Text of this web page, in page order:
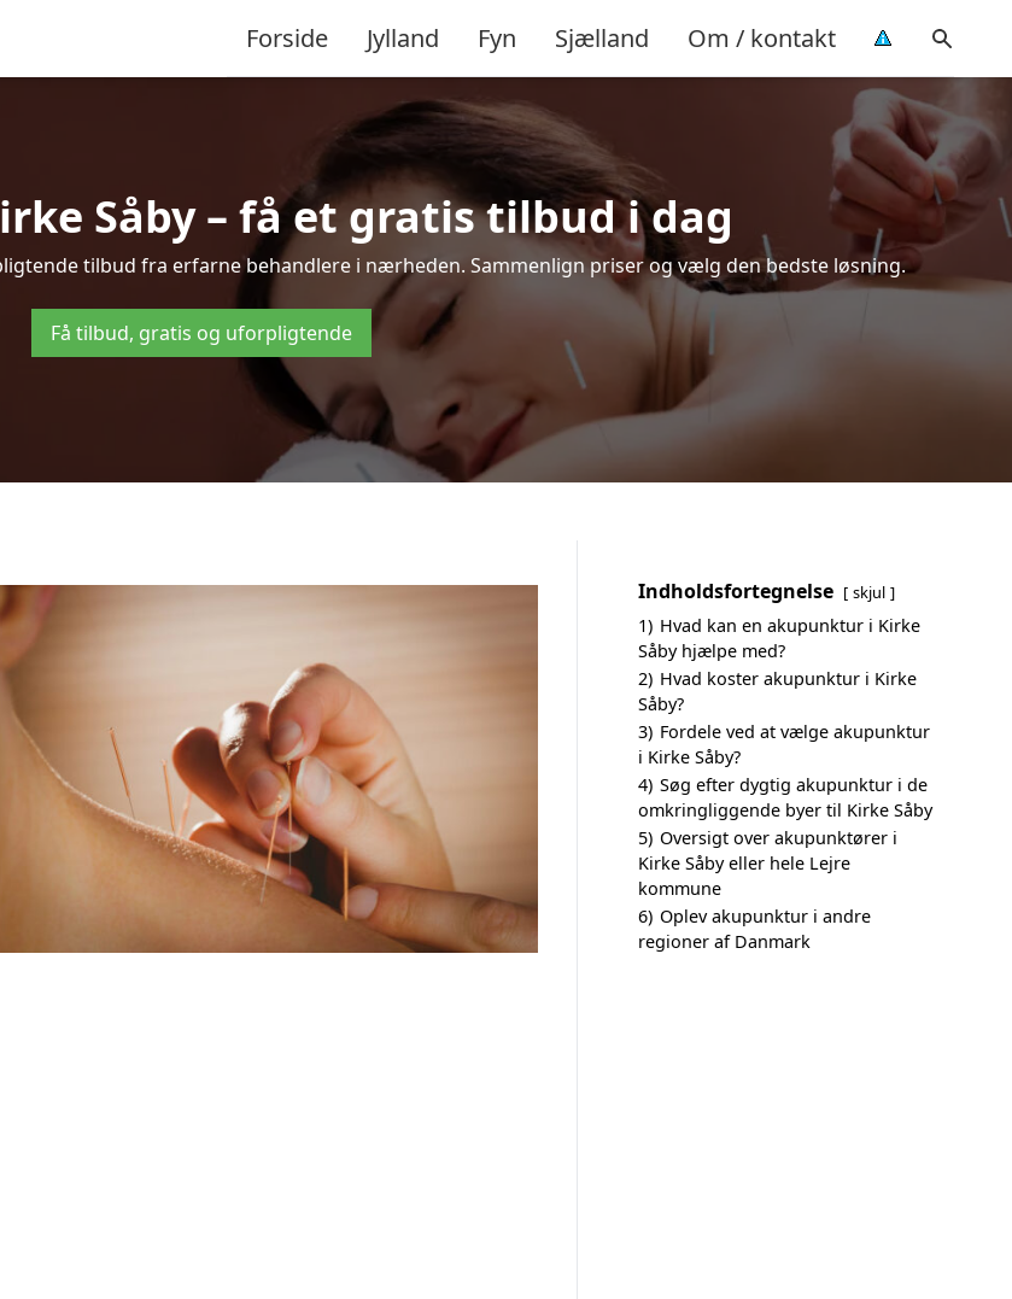
Forside Jylland Fyn Sjælland Om / kontakt
Såby – få et gratis tilbud i dag
tilbud fra erfarne behandlere i nærheden. Sammenlign priser og vælg den bedste løsning.
Få tilbud, gratis og uforpligtende
Indholdsfortegnelse skjul
1) Hvad kan en akupunktur i Kirke
Såby hjælpe med?
2) Hvad koster akupunktur i Kirke
Såby?
3) Fordele ved at vælge akupunktur
i Kirke Såby?
4) Søg efter dygtig akupunktur i de
omkringliggende byer til Kirke Såby
5) Oversigt over akupunktører i
Kirke Såby eller hele Lejre
kommune
6) Oplev akupunktur i andre
regioner af Danmark